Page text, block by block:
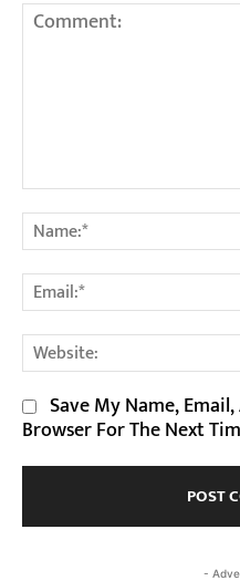
Comment:
Save My Name,
Browser For The Next
-